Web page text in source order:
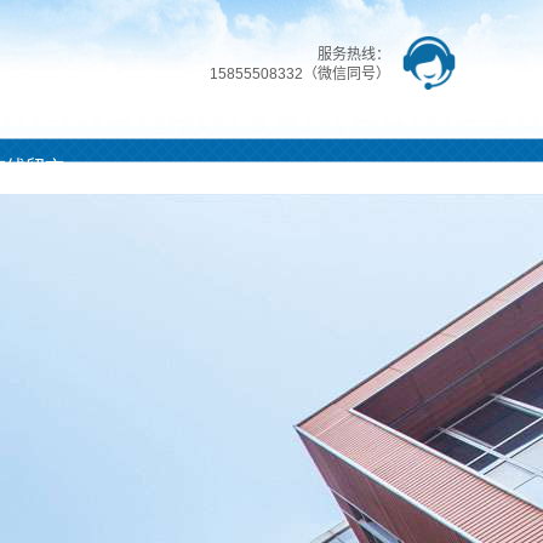
服务热线：
15855508332（微信同号）
线留言